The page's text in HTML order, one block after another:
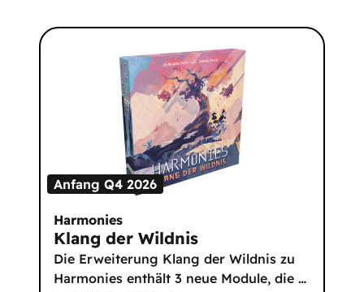
Anfang Q4 2026
Harmonies
Klang der Wildnis
Die Erweiterung Klang der Wildnis zu
Harmonies enthält 3 neue Module, die …